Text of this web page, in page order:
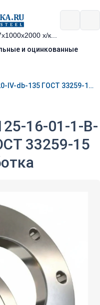
и оцинкованные
Фланец плоский 125-16-01-1-B-ст.20-IV-db-135 ГОСТ 33259-15 полная мех.обработка
16-01-1-B-
33259-15